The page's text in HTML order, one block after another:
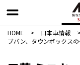
HOME > 日本車情報​ >
ブバン、タウンボックス